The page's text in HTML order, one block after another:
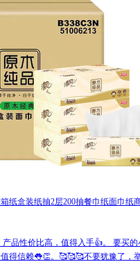
纸盒装纸抽2层200抽餐巾纸面巾纸
产品性价比高，值得入手👍。 要买
得信赖👅👏。🥰🥰🥰不要犹豫了，